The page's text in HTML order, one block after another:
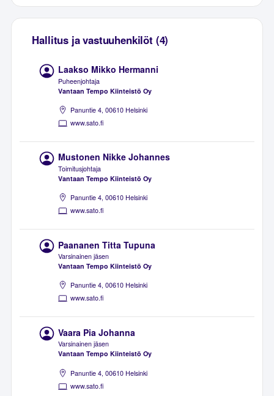
Hallitus ja vastuuhenkilöt (4)
Laakso Mikko Hermanni
Puheenjohtaja
Vantaan Tempo Kiinteistö Oy
Panuntie 4, 00610 Helsinki
www.sato.fi
Mustonen Nikke Johannes
Toimitusjohtaja
Vantaan Tempo Kiinteistö Oy
Panuntie 4, 00610 Helsinki
www.sato.fi
Paananen Titta Tupuna
Varsinainen jäsen
Vantaan Tempo Kiinteistö Oy
Panuntie 4, 00610 Helsinki
www.sato.fi
Vaara Pia Johanna
Varsinainen jäsen
Vantaan Tempo Kiinteistö Oy
Panuntie 4, 00610 Helsinki
www.sato.fi